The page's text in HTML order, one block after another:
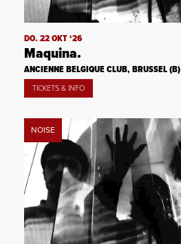
DO. 22 OKT ‘26
Maquina.
ANCIENNE BELGIQUE CLUB, BRUSSEL (B)
TICKETS & INFO
NOISE